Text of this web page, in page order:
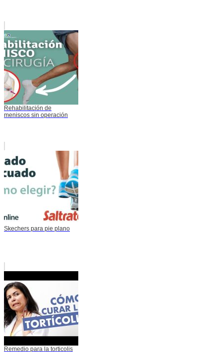
Rehabilitación de
meniscos sin operación
Skechers para pie plano
Remedio para la torticolis